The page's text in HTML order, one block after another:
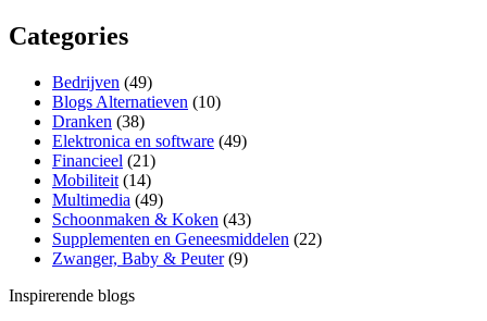
Categories
Bedrijven (49)
Blogs Alternatieven (10)
Dranken (38)
Elektronica en software (49)
Financieel (21)
Mobiliteit (14)
Multimedia (49)
Schoonmaken & Koken (43)
Supplementen en Geneesmiddelen (22)
Zwanger, Baby & Peuter(9)
Inspirerende blogs